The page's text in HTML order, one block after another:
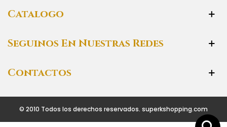
Catalogo
Seguinos En Nuestras Redes
Contactos
© 2010 Todos los derechos reservados. superkshopping.com